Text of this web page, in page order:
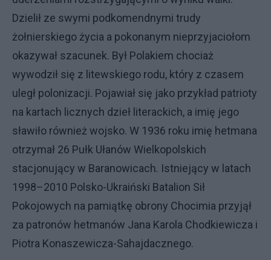
Dzielił ze swymi podkomendnymi trudy
żołnierskiego życia a pokonanym nieprzyjaciołom
okazywał szacunek. Był Polakiem chociaż
wywodził się z litewskiego rodu, który z czasem
uległ polonizacji. Pojawiał się jako przykład patrioty
na kartach licznych dzieł literackich, a imię jego
sławiło również wojsko. W 1936 roku imię hetmana
otrzymał 26 Pułk Ułanów Wielkopolskich
stacjonujący w Baranowicach. Istniejący w latach
1998–2010 Polsko-Ukraiński Batalion Sił
Pokojowych na pamiątkę obrony Chocimia przyjął
za patronów hetmanów Jana Karola Chodkiewicza i
Piotra Konaszewicza-Sahajdacznego.